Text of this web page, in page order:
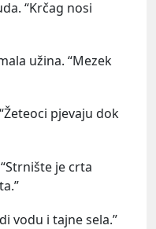
“Krčag nosi
užina. “Mezek
pjevaju dok
je crta
vodu i tajne sela.”